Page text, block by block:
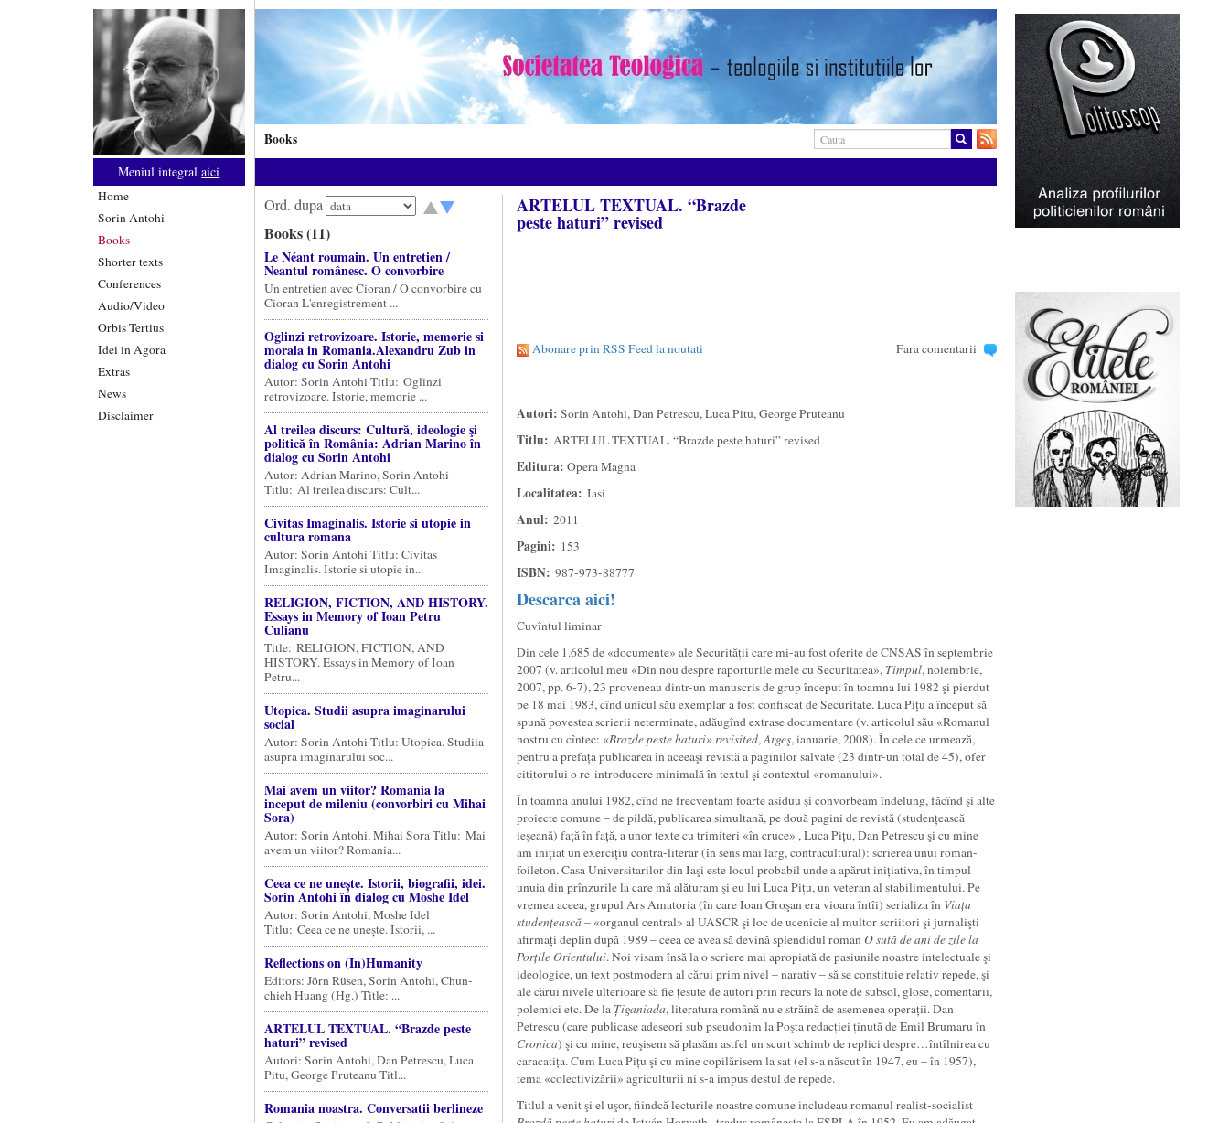
Meniul integralaici
Home
Sorin Antohi
Books
Shorter texts
Conferences
Audio/Video
Orbis Tertius
Idei in Agora
Extras
News
Disclaimer
Books
Ord. dupa
Books (11)
Le Néant roumain. Un entretien /
Neantul românesc. O convorbire
Un entretien avec Cioran / O convorbire cu
Cioran L'enregistrement ...
Oglinzi retrovizoare. Istorie, memorie si
morala in Romania.Alexandru Zub in
dialog cu Sorin Antohi
Autor: Sorin Antohi Titlu: Oglinzi
retrovizoare. Istorie, memorie ...
Al treilea discurs: Cultură, ideologie şi
politică în România: Adrian Marino în
dialog cu Sorin Antohi
Autor: Adrian Marino, Sorin Antohi
Titlu: Al treilea discurs: Cult...
Civitas Imaginalis. Istorie si utopie in
cultura romana
Autor: Sorin Antohi Titlu: Civitas
Imaginalis. Istorie si utopie in...
RELIGION, FICTION, AND HISTORY.
Essays in Memory of Ioan Petru
Culianu
Title: RELIGION, FICTION, AND
HISTORY. Essays in Memory of Ioan
Petru...
Utopica. Studii asupra imaginarului
social
Autor: Sorin Antohi Titlu: Utopica. Studiia
asupra imaginarului soc...
Mai avem un viitor? Romania la
inceput de mileniu (convorbiri cu Mihai
Sora)
Autor: Sorin Antohi, Mihai Sora Titlu: Mai
avem un viitor? Romania...
Ceea ce ne unește. Istorii, biografii, idei.
Sorin Antohi în dialog cu Moshe Idel
Autor: Sorin Antohi, Moshe Idel
Titlu: Ceea ce ne unește. Istorii, ...
Reflections on (In)Humanity
Editors: Jörn Rüsen, Sorin Antohi, Chun-
chieh Huang (Hg.) Title: ...
ARTELUL TEXTUAL. “Brazde peste
haturi” revised
Autori: Sorin Antohi, Dan Petrescu, Luca
Pitu, George Pruteanu Titl...
Romania noastra. Conversatii berlineze
ARTELUL TEXTUAL. “Brazde
peste haturi” revised
Abonare prin RSS Feed la noutati Fara comentarii
Autori: Sorin Antohi, Dan Petrescu, Luca Pitu, George Pruteanu
Titlu: ARTELUL TEXTUAL. “Brazde peste haturi” revised
Editura: Opera Magna
Localitatea: Iasi
Anul: 2011
Pagini: 153
ISBN: 987-973-88777
Descarca aici!
Cuvîntul liminar
Din cele 1.685 de «documente» ale Securității care mi-au fost oferite de CNSAS în septembrie
2007 (v. articolul meu «Din nou despre raporturile mele cu Securitatea», Timpul, noiembrie,
2007, pp. 6-7), 23 proveneau dintr-un manuscris de grup început în toamna lui 1982 şi pierdut
pe 18 mai 1983, cînd unicul său exemplar a fost confiscat de Securitate. Luca Pițu a început să
spună povestea scrierii neterminate, adăugînd extrase documentare (v. articolul său «Romanul
nostru cu cîntec: «Brazde peste haturi» revisited,Argeş, ianuarie, 2008). În cele ce urmează,
pentru a prefața publicarea în aceeaşi revistă a paginilor salvate (23 dintr-un total de 45), ofer
cititorului o re-introducere minimală în textul şi contextul «romanului».
În toamna anului 1982, cînd ne frecventam foarte asiduu şi convorbeam îndelung, făcînd şi alte
proiecte comune – de pildă, publicarea simultană, pe două pagini de revistă (studențească
ieşeană) față în față, a unor texte cu trimiteri «în cruce» , Luca Pițu, Dan Petrescu şi cu mine
am inițiat un exercițiu contra-literar (în sens mai larg, contracultural): scrierea unui roman-
foileton. Casa Universitarilor din Iaşi este locul probabil unde a apărut inițiativa, în timpul
unuia din prînzurile la care mă alăturam şi eu lui Luca Pițu, un veteran al stabilimentului. Pe
vremea aceea, grupul Ars Amatoria (în care Ioan Groşan era vioara întîi) serializa în Viața
studențească– «organul central» al UASCR şi loc de ucenicie al multor scriitori şi jurnalişti
afirmați deplin după 1989 – ceea ce avea să devină splendidul romanO sută de ani de zile la
Porțile Orientului. Noi visam însă la o scriere mai apropiată de pasiunile noastre intelectuale şi
ideologice, un text postmodern al cărui prim nivel – narativ – să se constituie relativ repede, şi
ale cărui nivele ulterioare să fie țesute de autori prin recurs la note de subsol, glose, comentarii,
polemici etc. De la Țiganiada, literatura română nu e străină de asemenea operații. Dan
Petrescu (care publicase adeseori sub pseudonim la Poşta redacției ținută de Emil Brumaru în
Cronica) şi cu mine, reuşisem să plasăm astfel un scurt schimb de replici despre…întîlnirea cu
caracatița. Cum Luca Pițu şi cu mine copilărisem la sat (el s-a născut în 1947, eu – în 1957),
tema «colectivizării» agriculturii ni s-a impus destul de repede.
Titlul a venit şi el uşor, fiindcă lecturile noastre comune includeau romanul realist-socialist